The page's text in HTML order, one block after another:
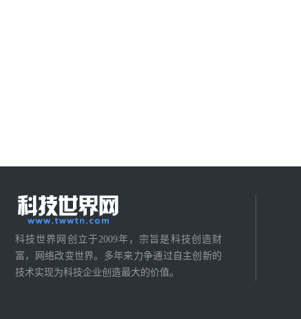
科技世界网创立于2009年，宗旨是科技创造财
富，网络改变世界。多年来力争通过自主创新的
技术实现为科技企业创造最大的价值。